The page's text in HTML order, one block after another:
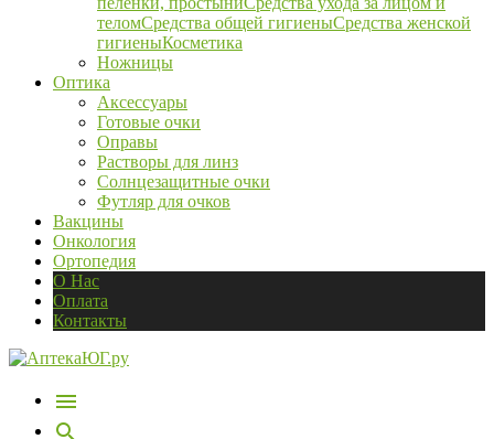
теломСредства общей гигиеныСредства женской
гигиеныКосметика
Ножницы
Оптика
Аксессуары
Готовые очки
Оправы
Растворы для линз
Солнцезащитные очки
Футляр для очков
Вакцины
Онкология
Ортопедия
О Нас
Оплата
Контакты